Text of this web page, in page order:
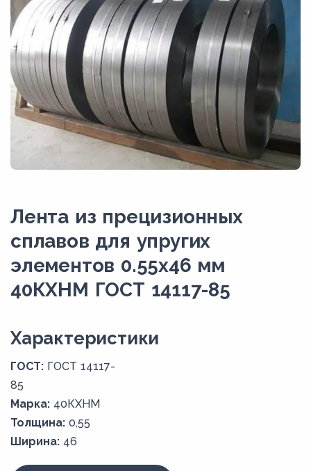
Лента из прецизионных
сплавов для упругих
элементов 0.55x46 мм
40КХНМ ГОСТ 14117-85
Xарактеристики
ГОСТ: ГОСТ 14117-
85
Марка: 40КХНМ
Толщина: 0,55
Ширина: 46